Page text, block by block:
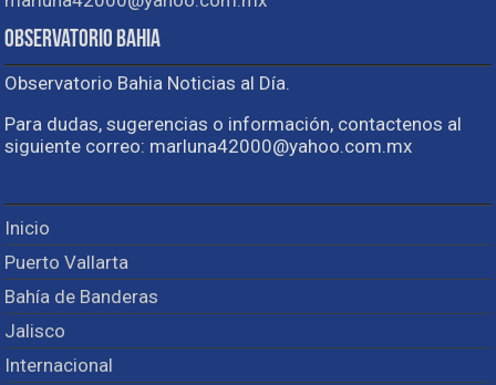
Observatorio Bahia
Observatorio Bahia Noticias al Día.
Para dudas, sugerencias o información, contactenos al
siguiente correo: marluna42000@yahoo.com.mx
Inicio
Puerto Vallarta
Bahía de Banderas
Jalisco
Internacional